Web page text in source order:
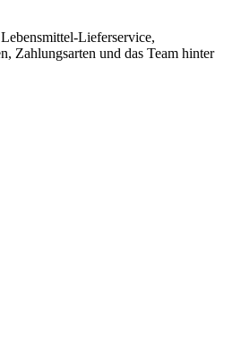
Lieferservice,
Zahlungsarten und das Team hinter